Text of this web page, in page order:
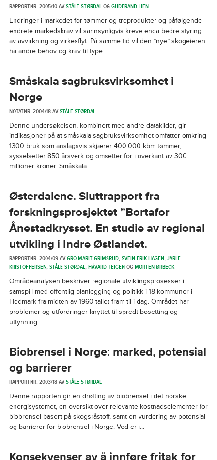
RAPPORTNR. 2005/10 AVSTÅLE STØRDALOGGUDBRAND LIEN
Endringer i markedet for tømmer og treprodukter og påfølgende
endrete markedskrav vil sannsynligvis kreve enda bedre styring
av avvirkning og virkesflyt. På samme tid vil den ”nye” skogeieren
ha andre behov og krav til type...
Småskala sagbruksvirksomhet i
Norge
NOTATNR. 2004/18 AVSTÅLE STØRDAL
Denne undersøkelsen, kombinert med andre datakilder, gir
indikasjoner på at småskala sagbruksvirksomhet omfatter omkring
1300 bruk som anslagsvis skjærer 400.000 kbm tømmer,
sysselsetter 850 årsverk og omsetter for i overkant av 300
millioner kroner. Småskala...
Østerdalene. Sluttrapport fra
forskningsprosjektet ”Bortafor
Ånestadkrysset. En studie av regional
utvikling i Indre Østlandet.
RAPPORTNR. 2004/09 AVGRO MARIT GRIMSRUD,SVEIN ERIK HAGEN,JARLE
KRISTOFFERSEN,STÅLE STØRDAL,HÅVARD TEIGENOGMORTEN ØRBECK
Områdeanalysen beskriver regionale utviklingsprosesser i
samspill med offentlig planlegging og politikk i 18 kommuner i
Hedmark fra midten av 1960-tallet fram til i dag. Området har
problemer og utfordringer knyttet til spredt bosetting og
uttynning...
Biobrensel i Norge: marked, potensial
og barrierer
RAPPORTNR. 2003/18 AVSTÅLE STØRDAL
Denne rapporten gir en drøfting av biobrensel i det norske
energisystemet, en oversikt over relevante kostnadselementer for
biobrensel basert på skogsråstoff, samt en vurdering av potensial
og barrierer for biobrensel i Norge. Ved er i...
Konsekvenser av å innføre fritak for